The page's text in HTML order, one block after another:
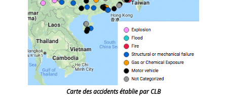
Carte des accidents établie par CLB